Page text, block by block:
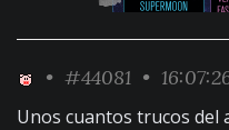
• #44081 •
Unos cuantos trucos del